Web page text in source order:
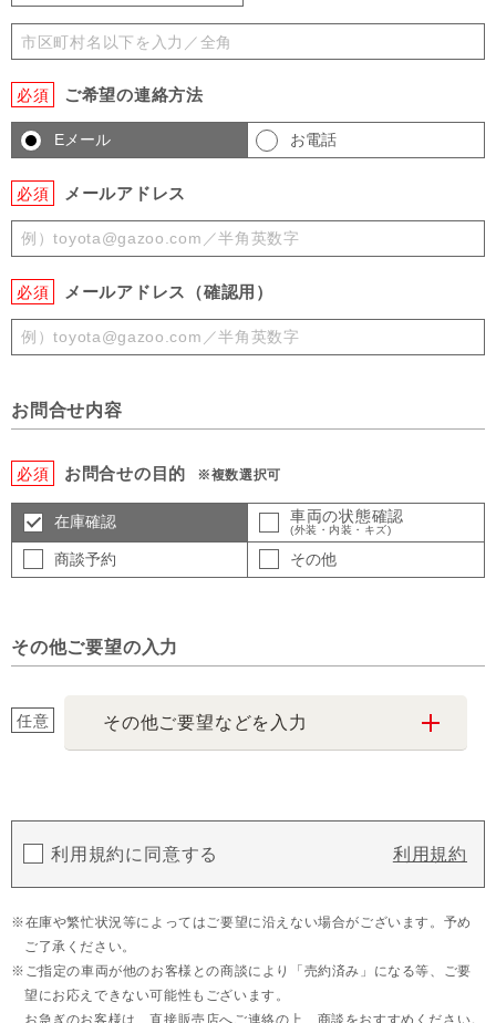
必須 ご希望の連絡方法
Eメール お電話
必須 メールアドレス
必須 メールアドレス（確認用）
お問合せ内容
必須 お問合せの目的 ※複数選択可
在庫確認 車両の状態確認
(外装・内装・キズ)
商談予約 その他
その他ご要望の入力
任意 その他ご要望などを入力
利用規約に同意する 利用規約
在庫や繁忙状況等によってはご要望に沿えない場合がございます。予め
ご了承ください。
ご指定の車両が他のお客様との商談により「売約済み」になる等、ご要
望にお応えできない可能性もございます。
お急ぎのお客様は、直接販売店へご連絡の上、商談をおすすめください。